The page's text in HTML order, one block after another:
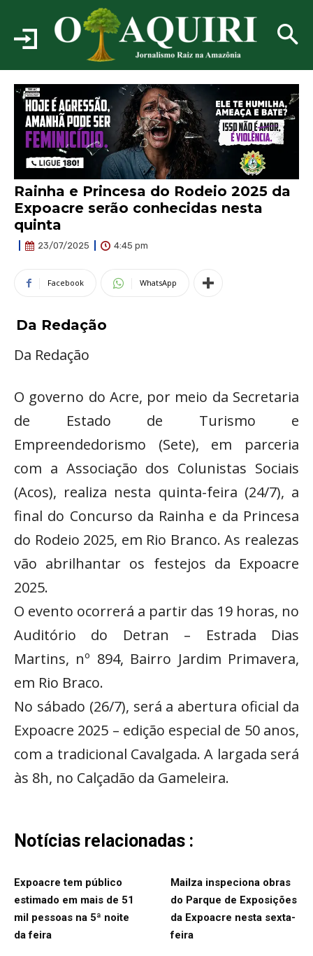
Rainha e Princesa do Rodeio 2025 da
Expoacre serão conhecidas nesta
quinta
23/07/2025 4:45 pm
Facebook WhatsApp
Da Redação
Da Redação
O governo do Acre, por meio da Secretaria
de Estado de Turismo e
Empreendedorismo (Sete), em parceria
com a Associação dos Colunistas Sociais
(Acos), realiza nesta quinta-feira (24/7), a
final do Concurso da Rainha e da Princesa
do Rodeio 2025, em Rio Branco. As realezas
vão abrilhantar os festejos da Expoacre
2025.
O evento ocorrerá a partir das 19 horas, no
Auditório do Detran – Estrada Dias
Martins, nº 894, Bairro Jardim Primavera,
em Rio Braco.
No sábado (26/7), será a abertura oficial da
Expoacre 2025 – edição especial de 50 anos,
com a tradicional Cavalgada. A largada será
às 8h, no Calçadão da Gameleira.
Notícias relacionadas :
Expoacre tem público
estimado em mais de 51
mil pessoas na 5ª noite
da feira
Mailza inspeciona obras
do Parque de Exposições
da Expoacre nesta sexta-
feira